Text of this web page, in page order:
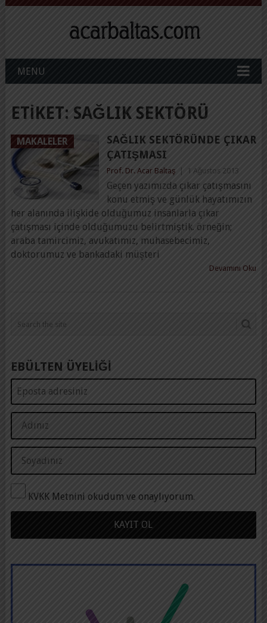
MENU
ETIKET: SAĞLIK SEKTÖRÜ
MAKALELER
SAĞLIK SEKTÖRÜNDE ÇIKAR
ÇATIŞMASI
Prof. Dr. Acar Baltaş 1 Ağustos 2013
Geçen yazımızda çıkar çatışmasını
konu etmiş ve günlük hayatımızın
her alanında ilişkide olduğumuz insanlarla çıkar
çatışması içinde olduğumuzu belirtmiştik. örneğin;
araba tamircimiz, avukatımız, muhasebecimiz,
doktorumuz ve bankadaki müşteri
Devamını Oku
EBÜLTEN ÜYELİĞİ
KVKK Metnini okudum ve onaylıyorum.